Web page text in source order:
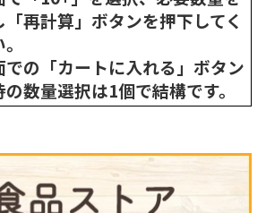
「再計算」ボタンを押下してく
での「カートに入れる」ボタン
数量選択は1個で結構です。